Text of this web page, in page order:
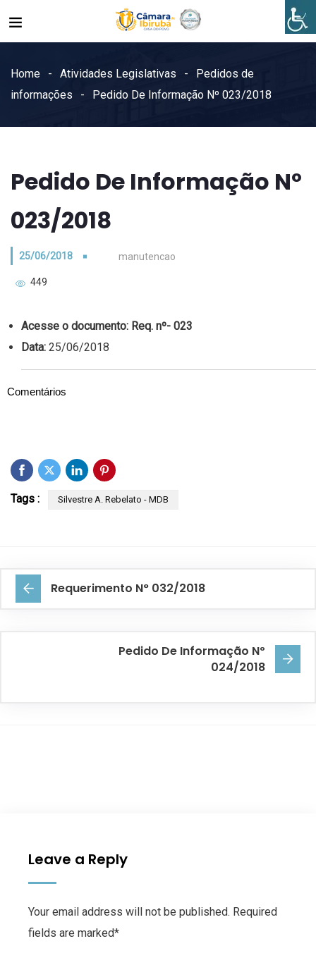
Home Atividades Legislativas
Pedidos de
informações
Pedido De Informação Nº 023/2018
Pedido De Informação Nº
023/2018
25/06/2018 manutencao
449
Acesse o documento: Req. nº- 023
Data: 25/06/2018
Comentários
Tags : Silvestre A. Rebelato - MDB
Requerimento N° 032/2018
Pedido De Informação Nº
024/2018
Leave a Reply
Your email address will not be published. Required
fields are marked*